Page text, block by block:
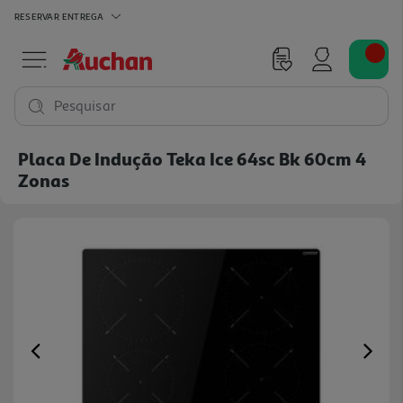
RESERVAR ENTREGA
Pesquisar
Placa De Indução Teka Ice 64sc Bk 60cm 4
Zonas
Previous